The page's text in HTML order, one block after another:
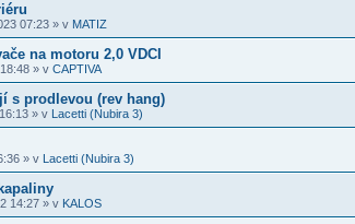
07:23 » v MATIZ
na motoru 2,0 VDCI
» v CAPTIVA
s prodlevou (rev hang)
» v Lacetti (Nubira 3)
» v Lacetti (Nubira 3)
14:27 » v KALOS